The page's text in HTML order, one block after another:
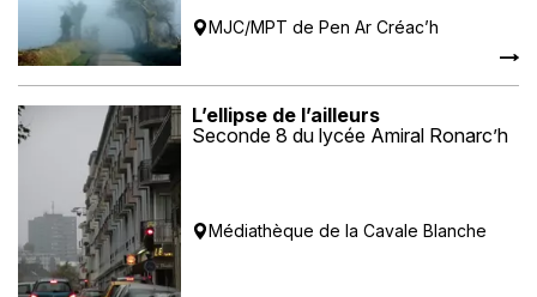
MJC/MPT de Pen Ar Créac’h
L’ellipse de l’ailleurs
Seconde 8 du lycée Amiral Ronarc’h
Médiathèque de la Cavale Blanche